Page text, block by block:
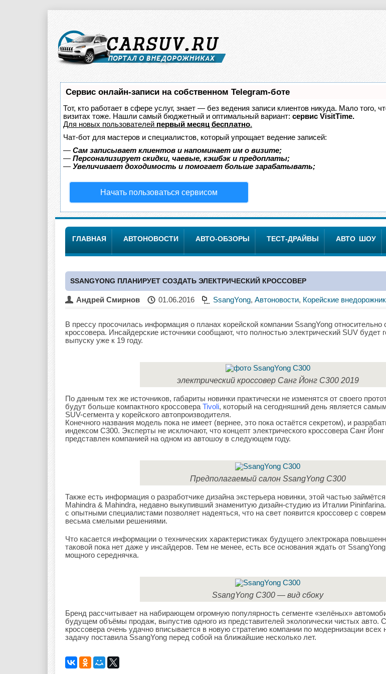
Сервис онлайн-записи на собственном Telegram-боте
Тот, кто работает в сфере услуг, знает — без ведения записи клиентов никуда. Мало того,
визитах тоже. Нашли самый бюджетный и оптимальный вариант: сервис VisitTime.
Для новых пользователей первый месяц бесплатно.
Чат-бот для мастеров и специалистов, который упрощает ведение записей:
— Сам записывает клиентов и напоминает им о визите;
— Персонализирует скидки, чаевые, кэшбэк и предоплаты;
— Увеличивает доходимость и помогает больше зарабатывать;
Начать пользоваться сервисом
ГЛАВНАЯ АВТОНОВОСТИ АВТО-ОБЗОРЫ ТЕСТ-ДРАЙВЫ АВТО ШОУ
SSANGYONG ПЛАНИРУЕТ СОЗДАТЬ ЭЛЕКТРИЧЕСКИЙ КРОССОВЕР
Андрей Смирнов 01.06.2016 SsangYong, Автоновости, Корейские
В прессу просочилась информация о планах корейской компании SsangYong относительно
кроссовера. Инсайдерские источники сообщают, что полностью электрический SUV будет
выпуску уже к 19 году.
электрический кроссовер Санг Йонг С300 2019
По данным тех же источников, габариты новинки практически не изменятся от своего
будут больше компактного кроссовера Tivoli, который на сегодняшний день является
SUV-сегмента у корейского автопроизводителя.
Конечного названия модель пока не имеет (вернее, это пока остаётся секретом), и
индексом C300. Эксперты не исключают, что концепт электрического кроссовера Санг
представлен компанией на одном из автошоу в следующем году.
Предполагаемый салон SsangYong C300
Также есть информация о разработчике дизайна экстерьера новинки, этой частью займётся
Mahindra & Mahindra, недавно выкупивший знаменитую дизайн-студию из Италии
с опытными специалистами позволяет надеяться, что на свет появится кроссовер с
весьма смелыми решениями.
Что касается информации о технических характеристиках будущего электрокара
таковой пока нет даже у инсайдеров. Тем не менее, есть все основания ждать от
мощного середнячка.
SsangYong C300 — вид сбоку
Бренд рассчитывает на набирающем огромную популярность сегменте «зелёных»
будущем объёмы продаж, выпустив одного из представителей экологически чистых авто.
кроссовера очень удачно вписывается в новую стратегию компании по модернизации всех
задачу поставила SsangYong перед собой на ближайшие несколько лет.